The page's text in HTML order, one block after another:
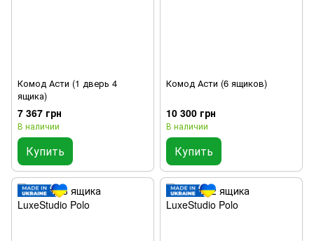
Комод Асти (1 дверь 4
ящика)
7 367 грн
В наличии
Купить
Комод Асти (6 ящиков)
10 300 грн
В наличии
Купить